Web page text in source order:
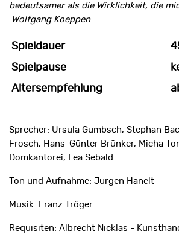
bedeutsamer als die Wirklichkeit, die
Wolfgang Koeppen
Spieldauer
Spielpause
Altersempfehlung
Sprecher: Ursula Gumbsch, Stephan
Frosch, Hans-Günter Brünker, Micha
Domkantorei, Lea Sebald
Ton und Aufnahme: Jürgen Hanelt
Musik: Franz Tröger
Requisiten: Albrecht Nicklas -